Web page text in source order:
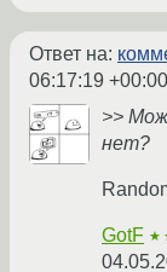
Ответ на:
06:17:19 +00:00
>>
нет?
GotF